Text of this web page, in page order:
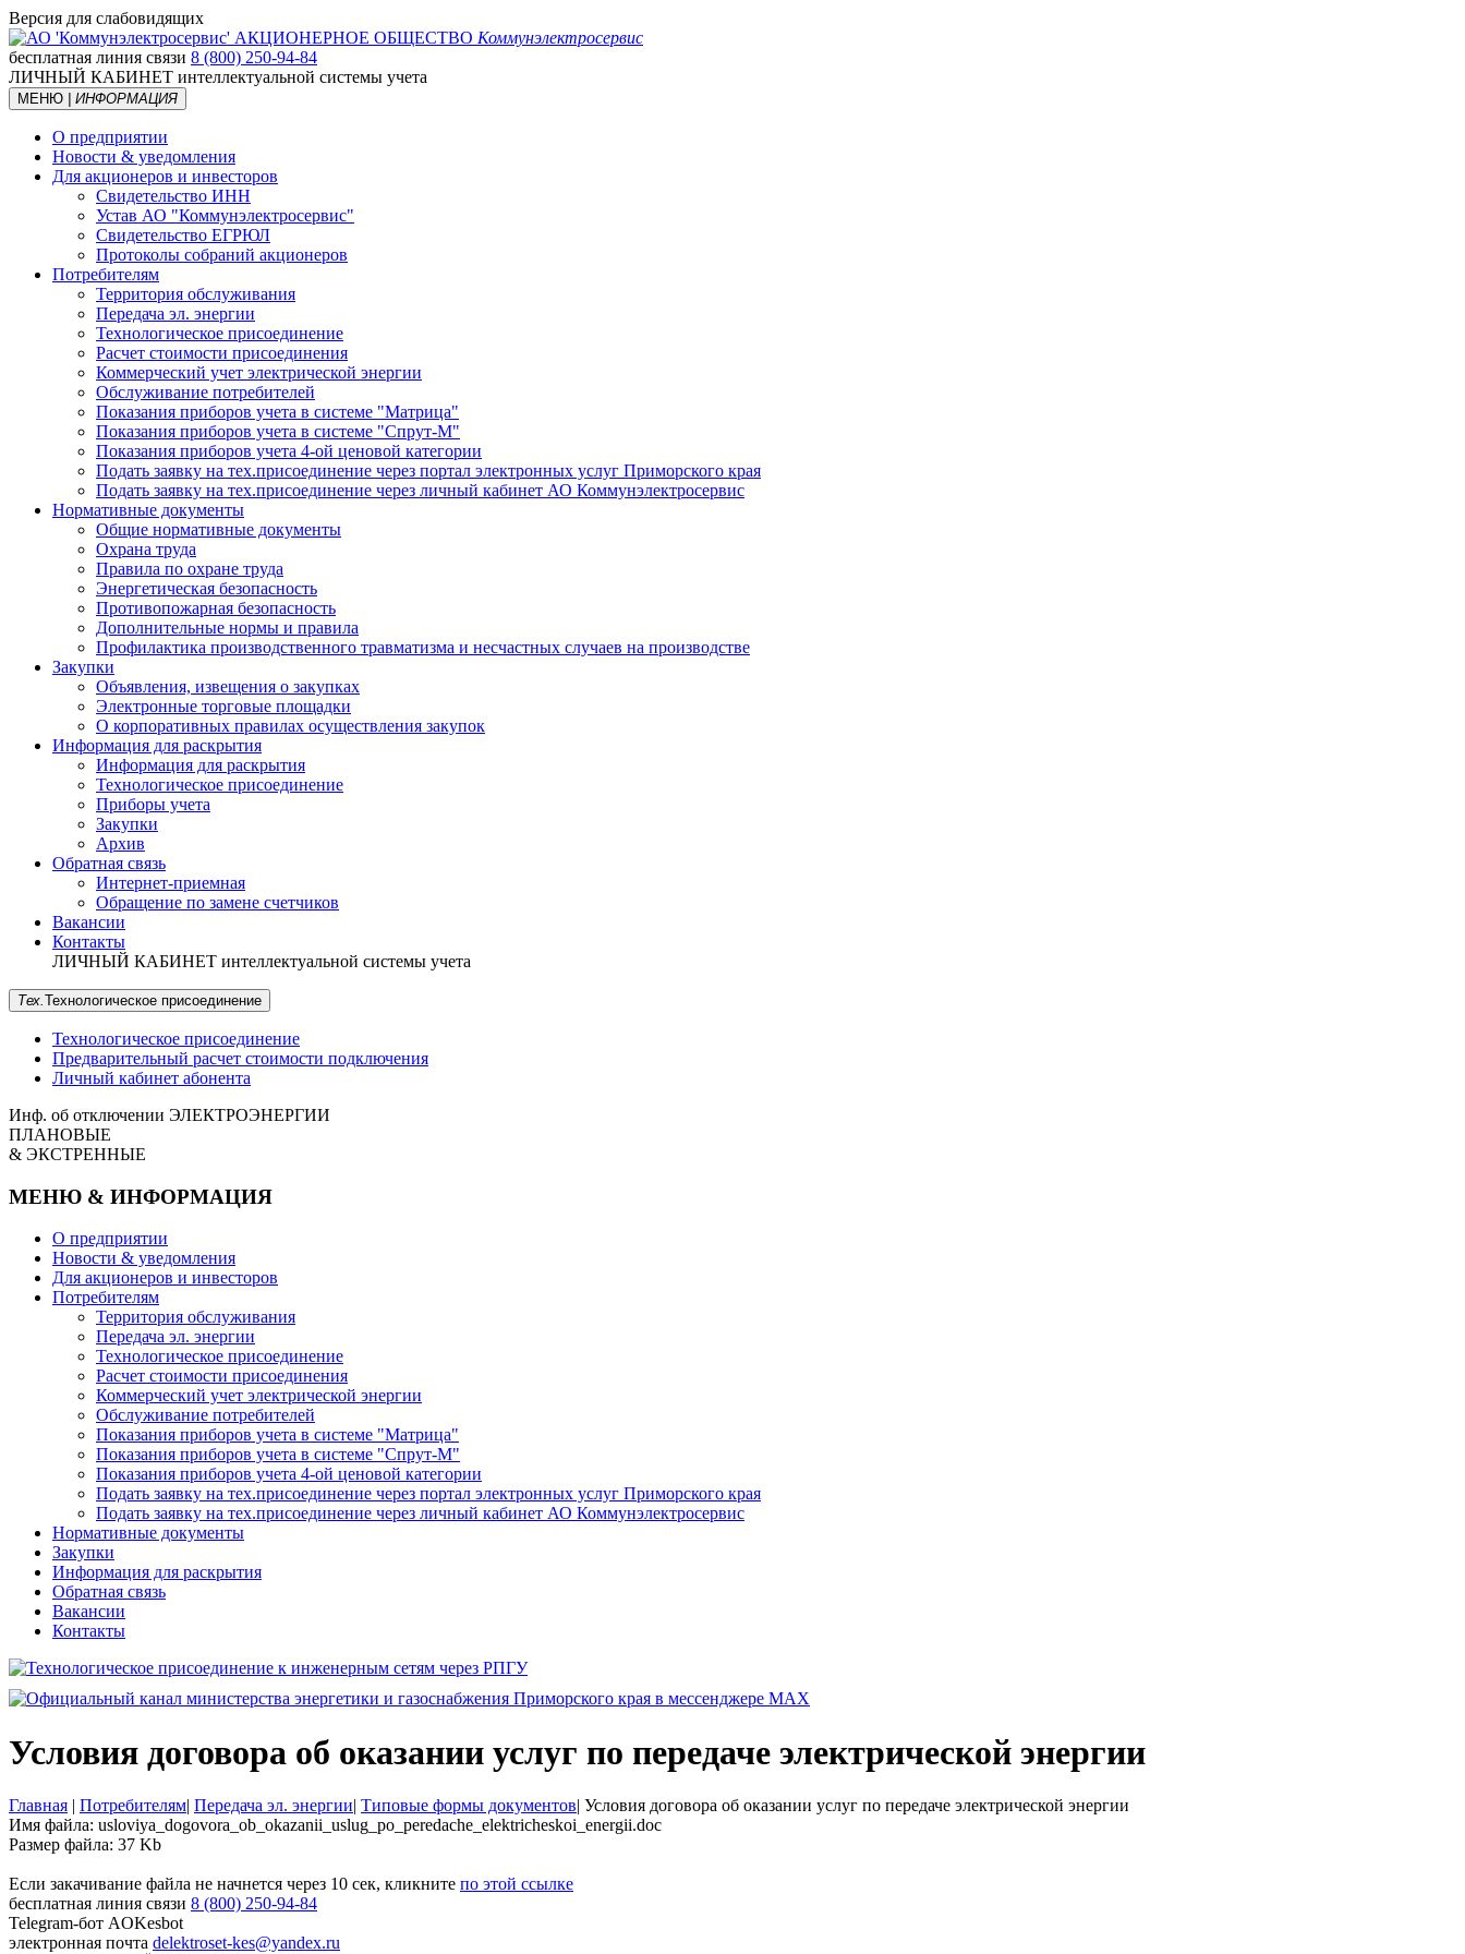
Версия для слабовидящих
АКЦИОНЕРНОЕ ОБЩЕСТВО Коммунэлектросервис
бесплатная линия связи 8 (800) 250-94-84
ЛИЧНЫЙ КАБИНЕТ интеллектуальной системы учета
МЕНЮ | ИНФОРМАЦИЯ
О предприятии
Новости & уведомления
Для акционеров и инвесторов
Свидетельство ИНН
Устав АО "Коммунэлектросервис"
Свидетельство ЕГРЮЛ
Протоколы собраний акционеров
Потребителям
Территория обслуживания
Передача эл. энергии
Технологическое присоединение
Расчет стоимости присоединения
Коммерческий учет электрической энергии
Обслуживание потребителей
Показания приборов учета в системе "Матрица"
Показания приборов учета в системе "Спрут-М"
Показания приборов учета 4-ой ценовой категории
Подать заявку на тех.присоединение через портал электронных услуг Приморского края
Подать заявку на тех.присоединение через личный кабинет АО Коммунэлектросервис
Нормативные документы
Общие нормативные документы
Охрана труда
Правила по охране труда
Энергетическая безопасность
Противопожарная безопасность
Дополнительные нормы и правила
Профилактика производственного травматизма и несчастных случаев на производстве
Закупки
Объявления, извещения о закупках
Электронные торговые площадки
О корпоративных правилах осуществления закупок
Информация для раскрытия
Информация для раскрытия
Технологическое присоединение
Приборы учета
Закупки
Архив
Обратная связь
Интернет-приемная
Обращение по замене счетчиков
Вакансии
Контакты
ЛИЧНЫЙ КАБИНЕТ интеллектуальной системы учета
Тех.Технологическое присоединение
Технологическое присоединение
Предварительный расчет стоимости подключения
Личный кабинет абонента
Инф. об отключении ЭЛЕКТРОЭНЕРГИИ
ПЛАНОВЫЕ
& ЭКСТРЕННЫЕ
МЕНЮ & ИНФОРМАЦИЯ
О предприятии
Новости & уведомления
Для акционеров и инвесторов
Потребителям
Территория обслуживания
Передача эл. энергии
Технологическое присоединение
Расчет стоимости присоединения
Коммерческий учет электрической энергии
Обслуживание потребителей
Показания приборов учета в системе "Матрица"
Показания приборов учета в системе "Спрут-М"
Показания приборов учета 4-ой ценовой категории
Подать заявку на тех.присоединение через портал электронных услуг Приморского края
Подать заявку на тех.присоединение через личный кабинет АО Коммунэлектросервис
Нормативные документы
Закупки
Информация для раскрытия
Обратная связь
Вакансии
Контакты
Условия договора об оказании услуг по передаче электрической энергии
Главная | Потребителям| Передача эл. энергии| Типовые формы документов| Условия договора об оказании услуг по передаче электрической энергии
Имя файла: usloviya_dogovora_ob_okazanii_uslug_po_peredache_elektricheskoi_energii.doc
Размер файла: 37 Kb
Если закачивание файла не начнется через 10 сек, кликните по этой ссылке
бесплатная линия связи 8 (800) 250-94-84
Telegram-бот AOKesbot
электронная почта delektroset-kes@yandex.ru